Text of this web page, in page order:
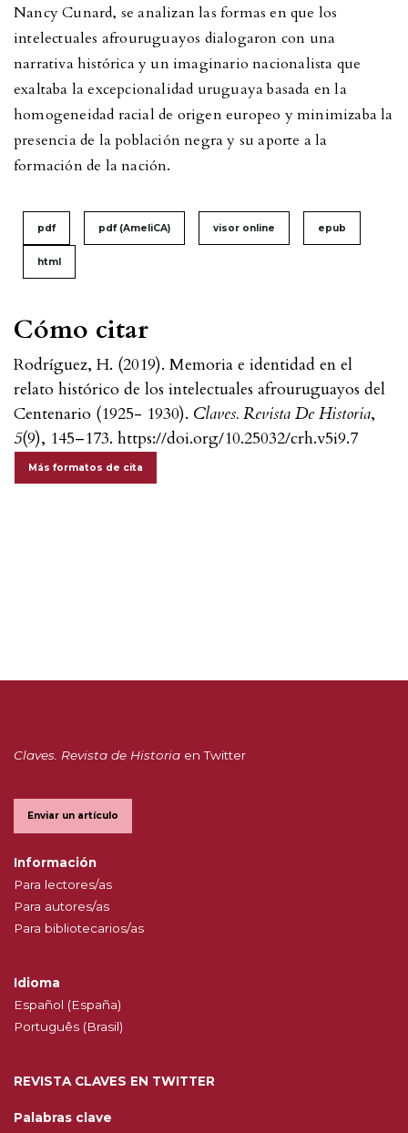
Cómo citar
Rodríguez, H. (2019). Memoria e identidad en el
relato histórico de los intelectuales afrouruguayos del
Centenario (1925- 1930). Claves. Revista De Historia,
5(9), 145–173. https://doi.org/10.25032/crh.v5i9.7
Más formatos de cita
Nancy Cunard, se analizan las formas en que los
intelectuales afrouruguayos dialogaron con una
narrativa histórica y un imaginario nacionalista que
exaltaba la excepcionalidad uruguaya basada en la
homogeneidad racial de origen europeo y minimizaba la
presencia de la población negra y su aporte a la
formación de la nación.
pdf pdf (AmeliCA) visor online epub
html
Claves. Revista de Historia en Twitter
Enviar un artículo
Información
Para lectores/as
Para autores/as
Para bibliotecarios/as
Idioma
Español (España)
Português (Brasil)
REVISTA CLAVES EN TWITTER
Palabras clave